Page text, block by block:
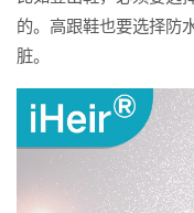
技
限
公
司
的。高跟鞋也要选择防
脏。